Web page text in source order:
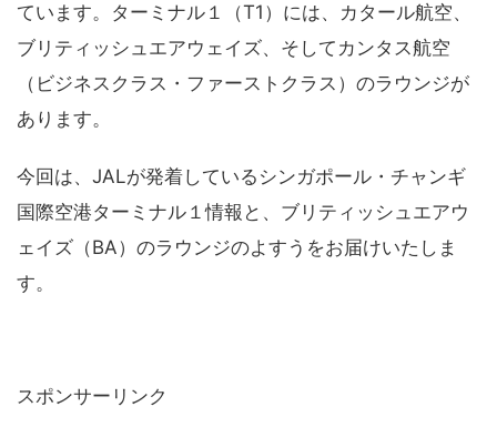
ています。ターミナル１（T1）には、カタール航空、
ブリティッシュエアウェイズ、そしてカンタス航空
（ビジネスクラス・ファーストクラス）のラウンジが
あります。
今回は、JALが発着しているシンガポール・チャンギ
国際空港ターミナル１情報と、ブリティッシュエアウ
ェイズ（BA）のラウンジのよすうをお届けいたしま
す。
スポンサーリンク